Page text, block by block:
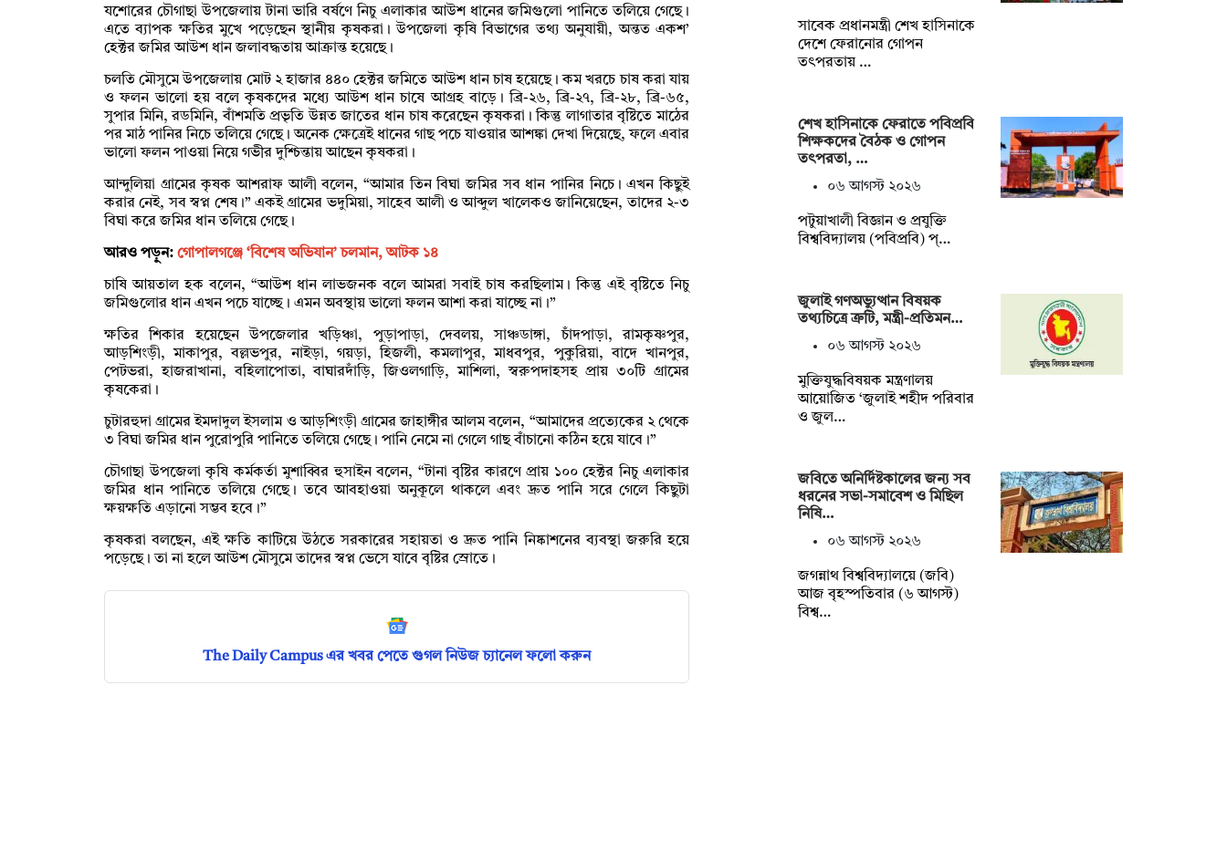
যশোরের চৌগাছা উপজেলায় টানা ভারি বর্ষণে নিচু এলাকার আউশ ধানের জমিগুলো পানিতে তলিয়ে গেছে।
এতে ব্যাপক ক্ষতির মুখে পড়েছেন স্থানীয় কৃষকরা। উপজেলা কৃষি বিভাগের তথ্য অনুযায়ী, অন্তত একশ’
হেক্টর জমির আউশ ধান জলাবদ্ধতায় আক্রান্ত হয়েছে।
চলতি মৌসুমে উপজেলায় মোট ২ হাজার ৪৪০ হেক্টর জমিতে আউশ ধান চাষ হয়েছে। কম খরচে চাষ করা যায়
ও ফলন ভালো হয় বলে কৃষকদের মধ্যে আউশ ধান চাষে আগ্রহ বাড়ে। ব্রি-২৬, ব্রি-২৭, ব্রি-২৮, ব্রি-৬৫,
সুপার মিনি, রডমিনি, বাঁশমতি প্রভৃতি উন্নত জাতের ধান চাষ করেছেন কৃষকরা। কিন্তু লাগাতার বৃষ্টিতে মাঠের
পর মাঠ পানির নিচে তলিয়ে গেছে। অনেক ক্ষেত্রেই ধানের গাছ পচে যাওয়ার আশঙ্কা দেখা দিয়েছে, ফলে এবার
ভালো ফলন পাওয়া নিয়ে গভীর দুশ্চিন্তায় আছেন কৃষকরা।
আন্দুলিয়া গ্রামের কৃষক আশরাফ আলী বলেন, “আমার তিন বিঘা জমির সব ধান পানির নিচে। এখন কিছুই
করার নেই, সব স্বপ্ন শেষ।” একই গ্রামের ভদুমিয়া, সাহেব আলী ও আব্দুল খালেকও জানিয়েছেন, তাদের ২-৩
বিঘা করে জমির ধান তলিয়ে গেছে।
আরও পড়ুন: গোপালগঞ্জে ‘বিশেষ অভিযান’ চলমান, আটক ১৪
চাষি আয়তাল হক বলেন, “আউশ ধান লাভজনক বলে আমরা সবাই চাষ করছিলাম। কিন্তু এই বৃষ্টিতে নিচু
জমিগুলোর ধান এখন পচে যাচ্ছে। এমন অবস্থায় ভালো ফলন আশা করা যাচ্ছে না।”
ক্ষতির শিকার হয়েছেন উপজেলার খড়িঞ্চা, পুড়াপাড়া, দেবলয়, সাঞ্চডাঙ্গা, চাঁদপাড়া, রামকৃষ্ণপুর,
আড়শিংড়ী, মাকাপুর, বল্লভপুর, নাইড়া, গয়ড়া, হিজলী, কমলাপুর, মাধবপুর, পুকুরিয়া, বাদে খানপুর,
পেটভরা, হাজরাখানা, বহিলাপোতা, বাঘারদাঁড়ি, জিওলগাড়ি, মাশিলা, স্বরুপদাহসহ প্রায় ৩০টি গ্রামের
কৃষকেরা।
চুটারহুদা গ্রামের ইমদাদুল ইসলাম ও আড়শিংড়ী গ্রামের জাহাঙ্গীর আলম বলেন, “আমাদের প্রত্যেকের ২ থেকে
৩ বিঘা জমির ধান পুরোপুরি পানিতে তলিয়ে গেছে। পানি নেমে না গেলে গাছ বাঁচানো কঠিন হয়ে যাবে।”
চৌগাছা উপজেলা কৃষি কর্মকর্তা মুশাব্বির হুসাইন বলেন, “টানা বৃষ্টির কারণে প্রায় ১০০ হেক্টর নিচু এলাকার
জমির ধান পানিতে তলিয়ে গেছে। তবে আবহাওয়া অনুকূলে থাকলে এবং দ্রুত পানি সরে গেলে কিছুটা
ক্ষয়ক্ষতি এড়ানো সম্ভব হবে।”
কৃষকরা বলছেন, এই ক্ষতি কাটিয়ে উঠতে সরকারের সহায়তা ও দ্রুত পানি নিষ্কাশনের ব্যবস্থা জরুরি হয়ে
পড়েছে। তা না হলে আউশ মৌসুমে তাদের স্বপ্ন ভেসে যাবে বৃষ্টির স্রোতে।
The Daily Campus এর খবর পেতে গুগল নিউজ চ্যানেল ফলো করুন
সাবেক প্রধানমন্ত্রী শেখ হাসিনাকে
দেশে ফেরানোর গোপন
তৎপরতায় …
শেখ হাসিনাকে ফেরাতে পবিপ্রবি
শিক্ষকদের বৈঠক ও গোপন
তৎপরতা, …
০৬ আগস্ট ২০২৬
পটুয়াখালী বিজ্ঞান ও প্রযুক্তি
বিশ্ববিদ্যালয় (পবিপ্রবি) প্…
জুলাই গণঅভ্যুত্থান বিষয়ক
তথ্যচিত্রে ত্রুটি, মন্ত্রী-প্রতিমন…
০৬ আগস্ট ২০২৬
মুক্তিযুদ্ধবিষয়ক মন্ত্রণালয়
আয়োজিত ‘জুলাই শহীদ পরিবার
ও জুল…
জবিতে অনির্দিষ্টকালের জন্য সব
ধরনের সভা-সমাবেশ ও মিছিল
নিষি…
০৬ আগস্ট ২০২৬
জগন্নাথ বিশ্ববিদ্যালয়ে (জবি)
আজ বৃহস্পতিবার (৬ আগস্ট)
বিশ্ব…